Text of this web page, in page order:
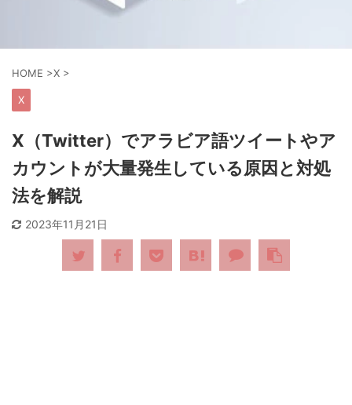
HOME >X >
X
X（Twitter）でアラビア語ツイートやア
カウントが大量発生している原因と対処
法を解説
2023年11月21日